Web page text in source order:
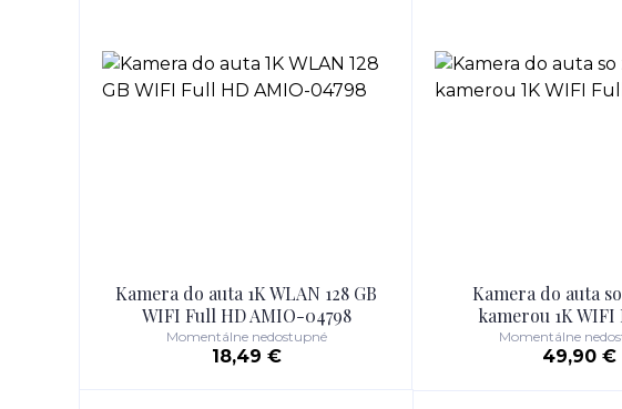
Kamera do auta 1K WLAN 128 GB
WIFI Full HD AMIO-04798
18,49 €
Momentálne nedostupné
Kamera do auta
kamerou 1K WIFI
49,90 €
Momentálne